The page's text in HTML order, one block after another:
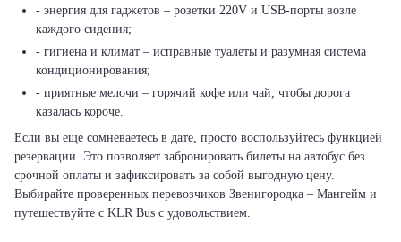
- энергия для гаджетов – розетки 220V и USB-порты возле
каждого сидения;
- гигиена и климат – исправные туалеты и разумная система
кондиционирования;
- приятные мелочи – горячий кофе или чай, чтобы дорога
казалась короче.
Если вы еще сомневаетесь в дате, просто воспользуйтесь функцией
резервации. Это позволяет забронировать билеты на автобус без
срочной оплаты и зафиксировать за собой выгодную цену.
Выбирайте проверенных перевозчиков Звенигородка – Мангейм и
путешествуйте с KLR Bus с удовольствием.